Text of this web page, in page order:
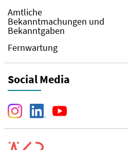
Amtliche
Bekanntmachungen und
Bekanntgaben
Fernwartung
Social Media